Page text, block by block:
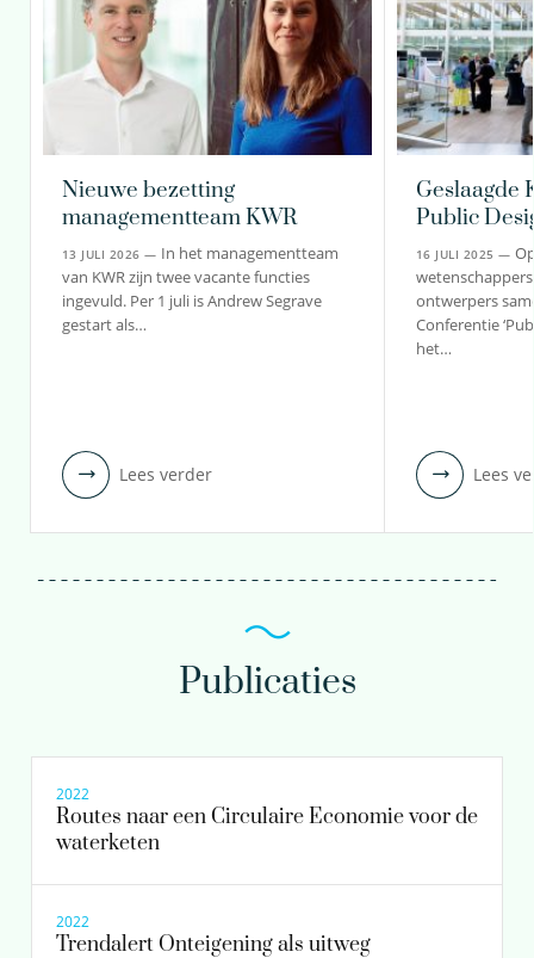
Nieuwe bezetting
managementteam KWR
13 JULI 2026 — In het managementteam
van KWR zijn twee vacante functies
ingevuld. Per 1 juli is Andrew Segrave
gestart als…
Lees verder
Geslaagde
Public
16 JULI 2025 —
ontwerpers
Conferentie
het…
Lees
Publicaties
2022
Routes naar een Circulaire Economie voor de
waterketen
2022
Trendalert Onteigening als uitweg